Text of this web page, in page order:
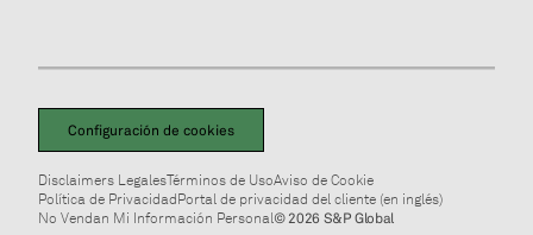
Configuración de cookies
Disclaimers LegalesTérminos de UsoAviso de Cookie
Política de PrivacidadPortal de privacidad del cliente (en inglés)
No Vendan Mi Información Personal© 2026 S&P Global